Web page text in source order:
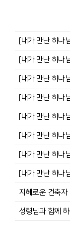
[내가 만난 하나
[내가 만난 하나
[내가 만난 하나
[내가 만난 하나
[내가 만난 하나
[내가 만난 하나
[내가 만난 하나
[내가 만난 하나
지혜로운 건축자
성령님과 함께